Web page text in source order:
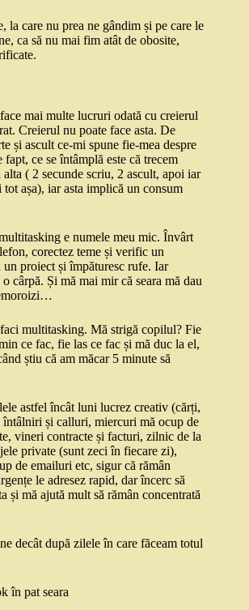
la care nu prea ne gândim și pe care le
ca să nu mai fim atât de obosite,
mai multe lucruri odată cu creierul
Creierul nu poate face asta. De
și ascult ce-mi spune fie-mea despre
ce se întâmplă este că trecem
( 2 secunde scriu, 2 ascult, apoi iar
tot așa), iar asta implică un consum
e numele meu mic. Învârt
corectez teme și verific un
proiect și împăturesc rufe. Iar
cârpă. Și mă mai mir că seara mă dau
multitasking. Mă strigă copilul? Fie
ce fac, fie las ce fac și mă duc la el,
știu că am măcar 5 minute să
astfel încât luni lucrez creativ (cărți,
întâlniri și calluri, miercuri mă ocup de
vineri contracte și facturi, zilnic de la
private (sunt zeci în fiecare zi),
de emailuri etc, sigur că rămân
le adresez rapid, dar încerc să
și mă ajută mult să rămân concentrată
decât după zilele în care făceam totul
în pat seara